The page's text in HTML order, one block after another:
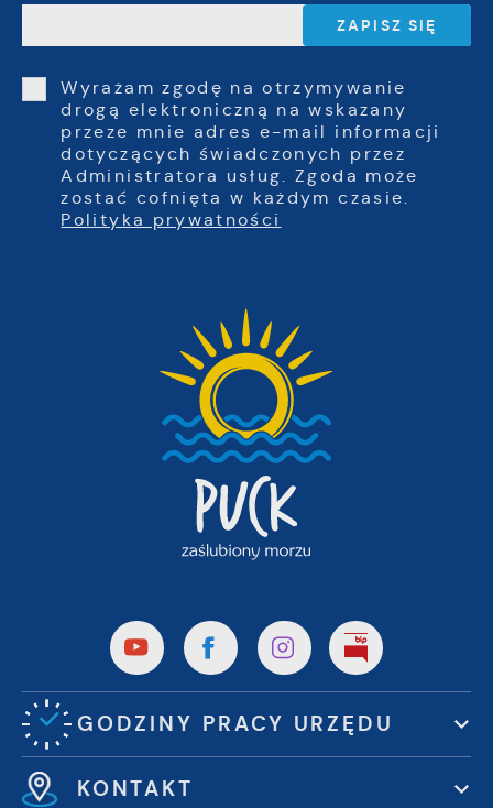
Wyrażam zgodę na otrzymywanie
drogą elektroniczną na wskazany
przeze mnie adres e-mail informacji
dotyczących świadczonych przez
Administratora usług. Zgoda może
zostać cofnięta w każdym czasie.
Polityka prywatności
GODZINY PRACY URZĘDU
KONTAKT